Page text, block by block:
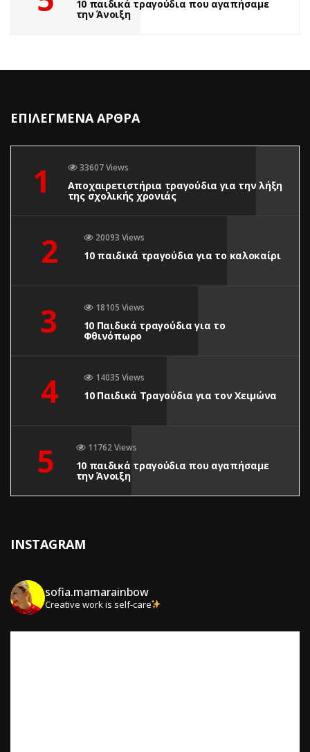
10 παιδικά τραγούδια που αγαπήσαμε
την Άνοιξη
ΕΠΙΛΕΓΜΕΝΑ ΑΡΘΡΑ
1 33607 Views
Αποχαιρετιστήρια τραγούδια για την λήξη
της σχολικής χρονιάς
2 20093 Views
10 παιδικά τραγούδια για το καλοκαίρι
3 18105 Views
10 Παιδικά τραγούδια για το
Φθινόπωρο
4 14035 Views
10 Παιδικά Τραγούδια για τον Χειμώνα
5 11762 Views
10 παιδικά τραγούδια που αγαπήσαμε
την Άνοιξη
INSTAGRAM
sofia.mamarainbow
Creative work is self-care